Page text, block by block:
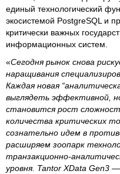
единый технологический
экосистемой PostgreSQL и
критически важных
информационных систем.
«Сегодня рынок снова
наращивания
Каждая новая
выглядеть эффективной,
становится рост
количества критических
сознательно идем в
расширяем зоопарк
транзакционно-
уровня. Tantor XData Gen3